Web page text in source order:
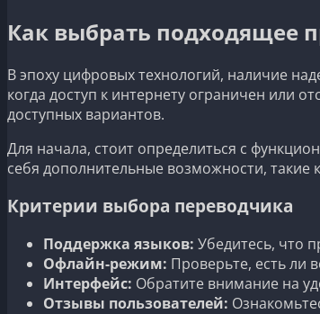
Как выбрать подходящее
В эпоху цифровых технологий, наличие
когда доступ к интернету ограничен или
доступных вариантов.
Для начала, стоит определиться с
себя дополнительные возможности, такие
Критерии выбора переводчика
Поддержка языков: Убедитесь, что
Офлайн-режим: Проверьте, есть ли
Интерфейс: Обратите внимание на
Отзывы пользователей: